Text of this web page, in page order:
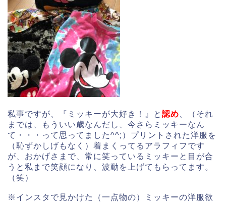
私事ですが、『ミッキーが大好き！』と 認め 、（それ
までは、もういい歳なんだし、今さらミッキーなん
て・・・って思ってました^^;）プリントされた洋服を
（恥ずかしげもなく）着まくってるアラフィフです
が、おかげさまで、常に笑っているミッキーと目が合
うと私まで笑顔になり、波動を上げてもらってます。
（笑）
※インスタで見かけた（一点物の）ミッキーの洋服欲